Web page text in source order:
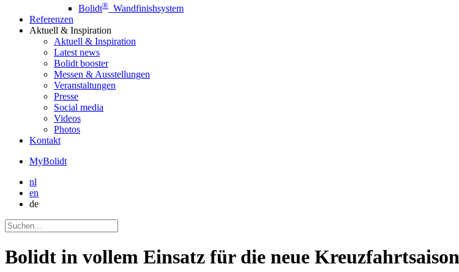
Bolidt® Wandfinishsystem
Referenzen
Aktuell & Inspiration
Aktuell & Inspiration
Latest news
Bolidt booster
Messen & Ausstellungen
Veranstaltungen
Presse
Social media
Videos
Photos
Kontakt
MyBolidt
nl
en
de
Bolidt in vollem Einsatz für die neue Kreuzfahrtsaison